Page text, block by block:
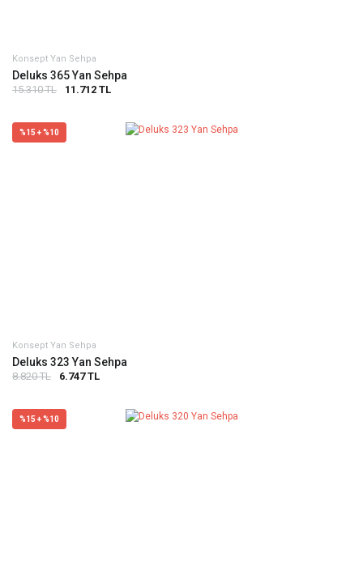
Konsept Yan Sehpa
Deluks 365 Yan Sehpa
15.310 TL 11.712 TL
%15 + %10
Konsept Yan Sehpa
Deluks 323 Yan Sehpa
8.820 TL 6.747 TL
%15 + %10